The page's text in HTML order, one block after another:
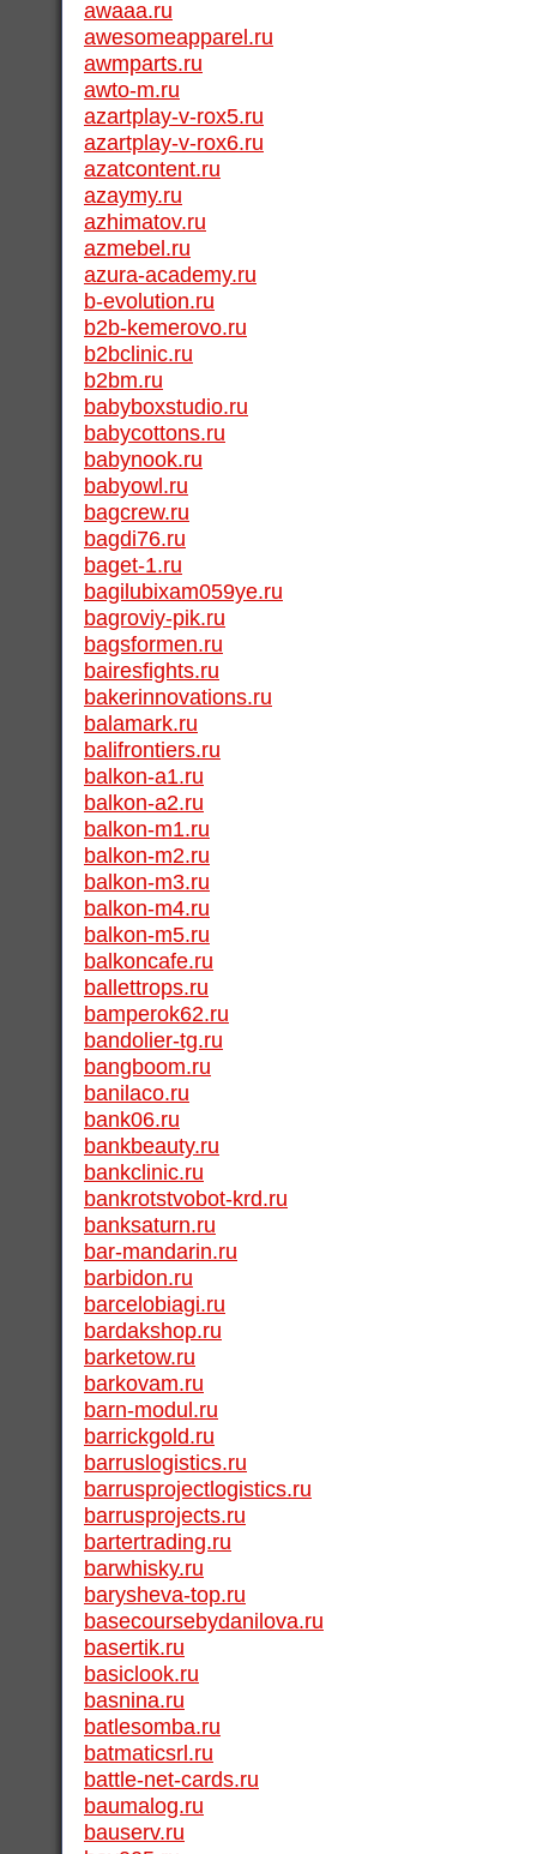
awaaa.ru
awesomeapparel.ru
awmparts.ru
awto-m.ru
azartplay-v-rox5.ru
azartplay-v-rox6.ru
azatcontent.ru
azaymy.ru
azhimatov.ru
azmebel.ru
azura-academy.ru
b-evolution.ru
b2b-kemerovo.ru
b2bclinic.ru
b2bm.ru
babyboxstudio.ru
babycottons.ru
babynook.ru
babyowl.ru
bagcrew.ru
bagdi76.ru
baget-1.ru
bagilubixam059ye.ru
bagroviy-pik.ru
bagsformen.ru
bairesfights.ru
bakerinnovations.ru
balamark.ru
balifrontiers.ru
balkon-a1.ru
balkon-a2.ru
balkon-m1.ru
balkon-m2.ru
balkon-m3.ru
balkon-m4.ru
balkon-m5.ru
balkoncafe.ru
ballettrops.ru
bamperok62.ru
bandolier-tg.ru
bangboom.ru
banilaco.ru
bank06.ru
bankbeauty.ru
bankclinic.ru
bankrotstvobot-krd.ru
banksaturn.ru
bar-mandarin.ru
barbidon.ru
barcelobiagi.ru
bardakshop.ru
barketow.ru
barkovam.ru
barn-modul.ru
barrickgold.ru
barruslogistics.ru
barrusprojectlogistics.ru
barrusprojects.ru
bartertrading.ru
barwhisky.ru
barysheva-top.ru
basecoursebydanilova.ru
basertik.ru
basiclook.ru
basnina.ru
batlesomba.ru
batmaticsrl.ru
battle-net-cards.ru
baumalog.ru
bauserv.ru